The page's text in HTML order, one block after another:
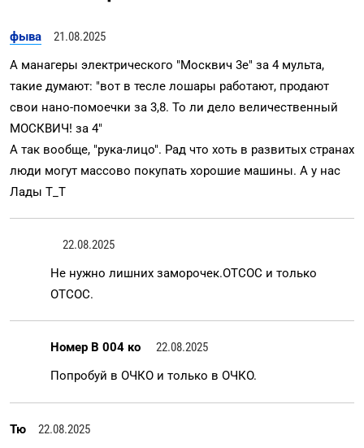
фыва
21.08.2025
А манагеры электрического "Москвич 3е" за 4 мульта,
такие думают: "вот в тесле лошары работают, продают
свои нано-помоечки за 3,8. То ли дело величественный
МОСКВИЧ! за 4"
А так вообще, "рука-лицо". Рад что хоть в развитых странах
люди могут массово покупать хорошие машины. А у нас
Лады Т_Т
22.08.2025
Не нужно лишних заморочек.ОТСОС и только
ОТСОС.
Номер В 004 ко
22.08.2025
Попробуй в ОЧКО и только в ОЧКО.
Тю
22.08.2025